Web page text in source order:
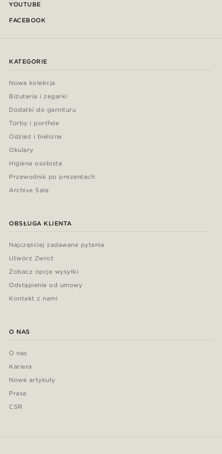
YOUTUBE
FACEBOOK
KATEGORIE
Nowa kolekcja
Biżuteria i zegarki
Dodatki do garnituru
Torby i portfele
Odzież i bielizna
Okulary
Higiena osobista
Przewodnik po prezentach
Archive Sale
OBSŁUGA KLIENTA
Najczęściej zadawane pytania
Utwórz Zwrot
Zobacz opcje wysyłki
Odstąpienie od umowy
Kontakt z nami
O NAS
O nas
Kariera
Nowe artykuły
Prasa
CSR